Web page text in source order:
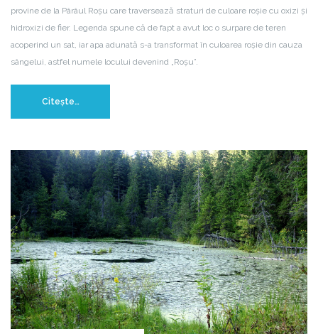
provine de la Pârâul Roșu care traversează straturi de culoare roșie cu oxizi și
hidroxizi de fier. Legenda spune că de fapt a avut loc o surpare de teren
acoperind un sat, iar apa adunată s-a transformat în culoarea roșie din cauza
sângelui, astfel numele locului devenind „Roșu”.
Citește…